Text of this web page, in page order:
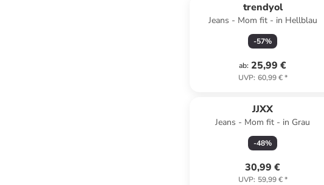
trendyol
Jeans - Mom fit - in Hellblau
-57%
ab: 25,99 €
UVP: 60,99 €*
JJXX
Jeans - Mom fit - in Grau
-48%
30,99 €
UVP: 59,99 €*